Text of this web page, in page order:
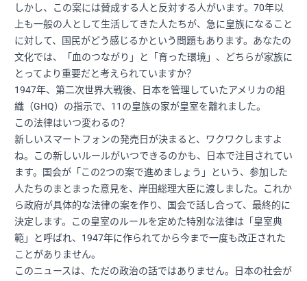
しかし、この案には賛成する人と反対する人がいます。70年以
上も一般の人として生活してきた人たちが、急に皇族になること
に対して、国民がどう感じるかという問題もあります。あなたの
文化では、「血のつながり」と「育った環境」、どちらが家族に
とってより重要だと考えられていますか？
1947年、第二次世界大戦後、日本を管理していたアメリカの組
織（GHQ）の指示で、11の皇族の家が皇室を離れました。
この法律はいつ変わるの？
新しいスマートフォンの発売日が決まると、ワクワクしますよ
ね。この新しいルールがいつできるのかも、日本で注目されてい
ます。国会が「この2つの案で進めましょう」という、参加した
人たちのまとまった意見を、岸田総理大臣に渡しました。これか
ら政府が具体的な法律の案を作り、国会で話し合って、最終的に
決定します。この皇室のルールを定めた特別な法律は「皇室典
範」と呼ばれ、1947年に作られてから今まで一度も改正された
ことがありません。
このニュースは、ただの政治の話ではありません。日本の社会が